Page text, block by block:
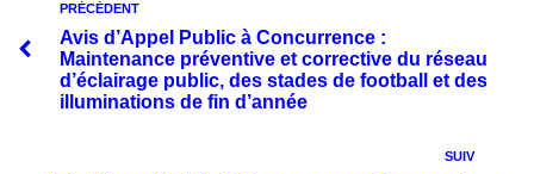
PRÉCÉDENT
Avis d’Appel Public à Concurrence :
Maintenance préventive et corrective du réseau
d’éclairage public, des stades de football et des
illuminations de fin d’année
SUIV